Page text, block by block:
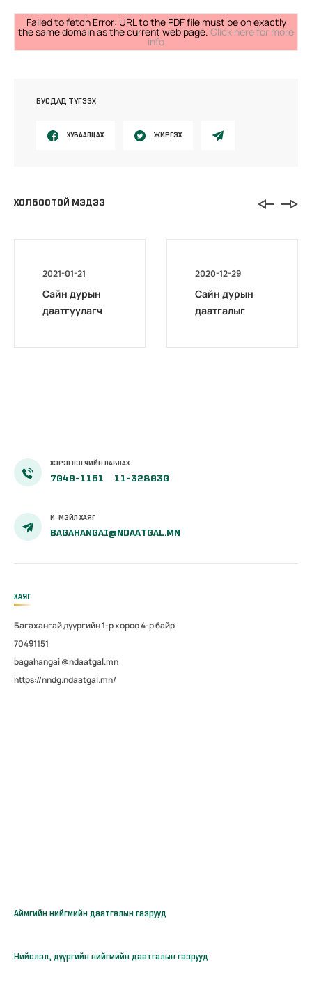
Failed to fetch Error: URL to the PDF file must be on exactly
the same domain as the current web page. Click here for more
info
БУСДАД ТҮГЭЭХ
ХУВААЛЦАХ ЖИРГЭХ
ХОЛБООТОЙ МЭДЭЭ
2021-01-21
Сайн дурын
даатгуулагч
2020-12-29
Сайн дурын
даатгалыг
ХЭРЭГЛЭГЧИЙН ЛАВЛАХ
7049-1151 11-328030
И-МЭЙЛ ХАЯГ
BAGAHANGAI@NDAATGAL.MN
ХАЯГ
Багахангай дүүргийн 1-р хороо 4-р байр
70491151
bagahangai @ndaatgal.mn
https://nndg.ndaatgal.mn/
Аймгийн нийгмийн даатгалын газрууд
Нийслэл, дүүргийн нийгмийн даатгалын газрууд